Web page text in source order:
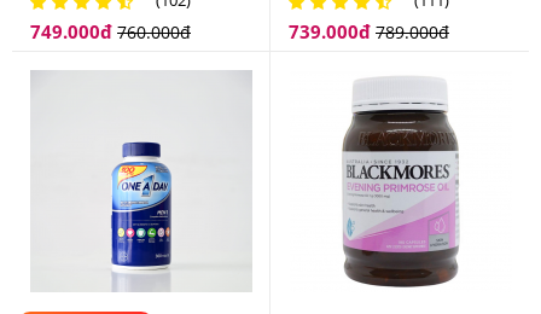
749.000đ 760.000đ 739.000đ 789.000đ